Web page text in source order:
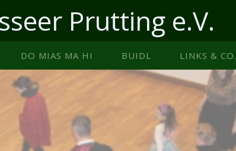
Prutting e.V.
DO MIAS MA HI BUIDL LINKS & CO.